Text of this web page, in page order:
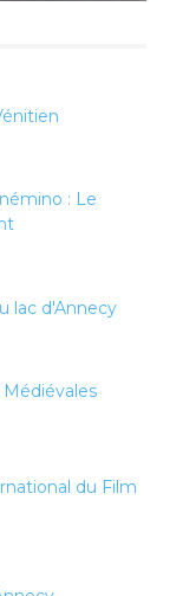
: Le
lac d'Annecy
Médiévales
du Film